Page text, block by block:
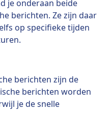
je onderaan beide
berichten. Ze zijn daar
op specifieke tijden
berichten zijn de
berichten worden
je de snelle